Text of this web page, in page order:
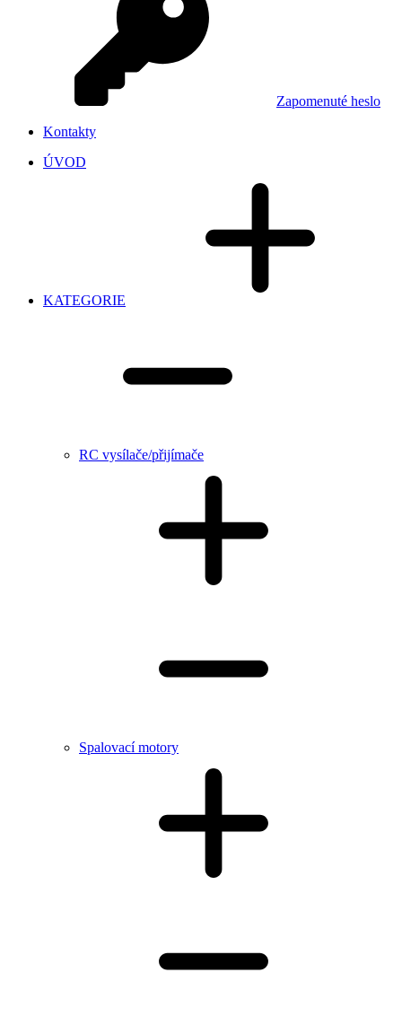
Zapomenuté heslo
Kontakty
ÚVOD
KATEGORIE
RC vysílače/přijímače
Spalovací motory